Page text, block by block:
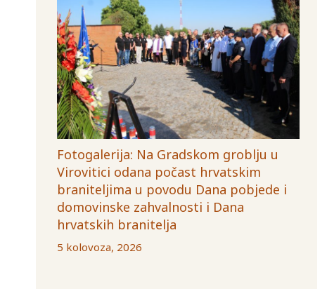
Fotogalerija: Na Gradskom groblju u
Virovitici odana počast hrvatskim
braniteljima u povodu Dana pobjede i
domovinske zahvalnosti i Dana
hrvatskih branitelja
5 kolovoza, 2026